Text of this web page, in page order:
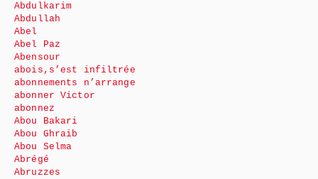
Abdulkarim
Abdullah
Abel
Abel Paz
Abensour
abois,s’est infiltrée
abonnements n’arrange
abonner Victor
abonnez
Abou Bakari
Abou Ghraib
Abou Selma
Abrégé
Abruzzes